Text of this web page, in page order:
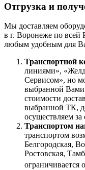
Отгрузка и
Мы доставляем
в г. Воронеже по всей
любым удобным для
Транспортной
линиями»,
Сервисом», но
выбранной Вами
стоимости
выбранной ТК,
осуществляем за
Транспортом
транспортом
Белгородская,
Ростовская,
ограничивается